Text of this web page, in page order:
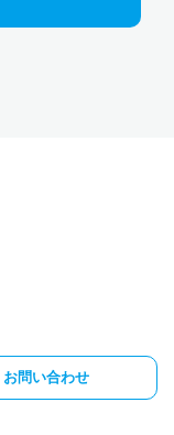
お問い合わせ